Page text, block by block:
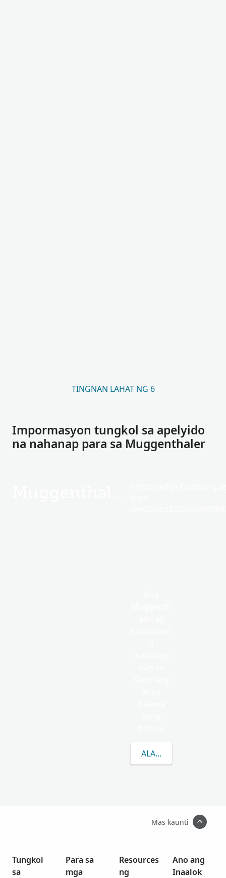
TINGNAN LAHAT NG 6
Impormasyon tungkol sa apelyido
na nahanap para sa Muggenthaler
ALAMIN PA ANG
Mas kaunti
Tungkol
sa
Para sa
mga
Resources
ng
Ano ang
Inaalok